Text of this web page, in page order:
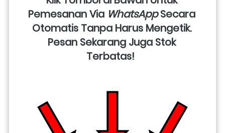
Pemesanan Via WhatsApp Secara
Otomatis Tanpa Harus Mengetik.
Pesan Sekarang Juga Stok
Terbatas!